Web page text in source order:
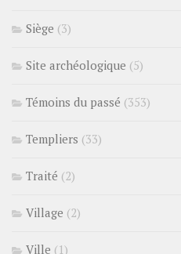
Siège (3)
Site archéologique (5)
Témoins du passé (353)
Templiers (33)
Traité (2)
Village (2)
Ville (1)